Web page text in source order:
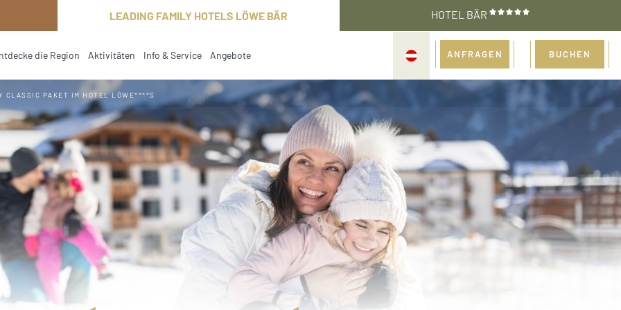
LEADING FAMILY HOTELS LÖWE BÄR HOTEL BÄR
die Region Aktivitäten Info & Service Angebote
current
ANFRAGEN BUCHEN
CLASSIC PAKET IM HOTEL LÖWE****S